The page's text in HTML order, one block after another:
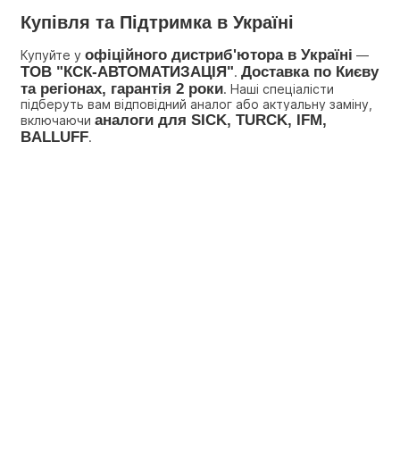
Купівля та Підтримка в Україні
Купуйте у офіційного дистриб'ютора в Україні
ТОВ "КСК-АВТОМАТИЗАЦІЯ". Доставка по Києву
та регіонах, гарантія 2 роки. Наші спеціалісти
підберуть вам відповідний аналог або актуальну заміну,
включаючи аналоги для SICK, TURCK, IFM,
BALLUFF.